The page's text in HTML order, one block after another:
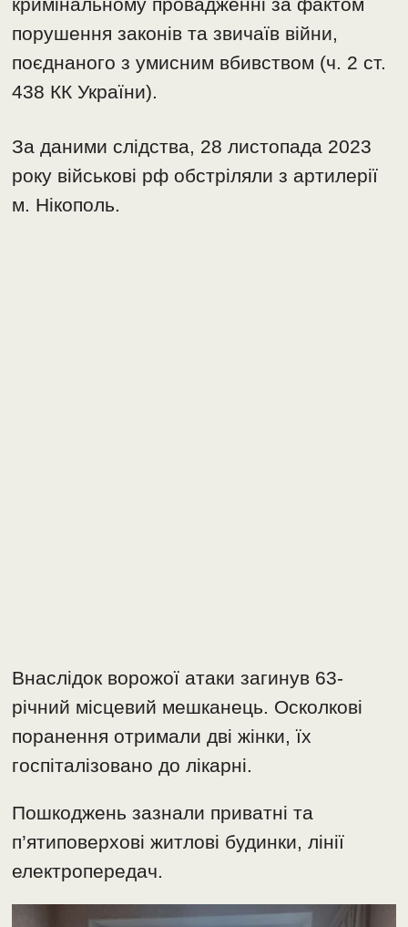
кримінальному провадженні за фактом
порушення законів та звичаїв війни,
поєднаного з умисним вбивством (ч. 2 ст.
438 КК України).
За даними слідства, 28 листопада 2023
року військові рф обстріляли з артилерії
м. Нікополь.
Внаслідок ворожої атаки загинув 63-
річний місцевий мешканець. Осколкові
поранення отримали дві жінки, їх
госпіталізовано до лікарні.
Пошкоджень зазнали приватні та
п’ятиповерхові житлові будинки, лінії
електропередач.